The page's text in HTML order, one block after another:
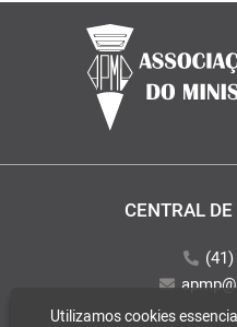
CENTRAL
Utilizamos cookies